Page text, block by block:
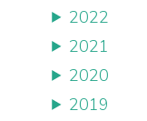
2022
2021
2020
2019